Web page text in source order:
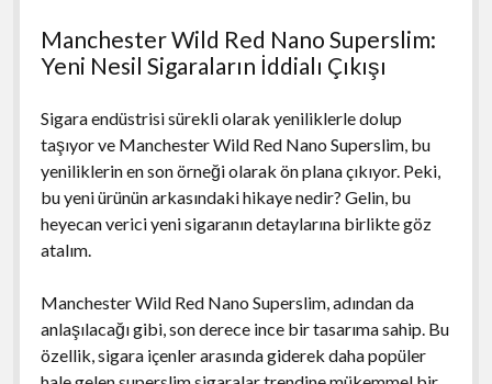
Manchester Wild Red Nano Superslim:
Yeni Nesil Sigaraların İddialı Çıkışı
Sigara endüstrisi sürekli olarak yeniliklerle dolup
taşıyor ve Manchester Wild Red Nano Superslim, bu
yeniliklerin en son örneği olarak ön plana çıkıyor. Peki,
bu yeni ürünün arkasındaki hikaye nedir? Gelin, bu
heyecan verici yeni sigaranın detaylarına birlikte göz
atalım.
Manchester Wild Red Nano Superslim, adından da
anlaşılacağı gibi, son derece ince bir tasarıma sahip. Bu
özellik, sigara içenler arasında giderek daha popüler